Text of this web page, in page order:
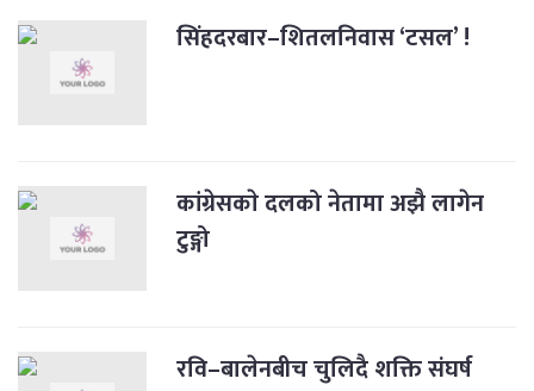
सिंहदरबार–शितलनिवास ‘टसल’ !
कांग्रेसकाे दलको नेतामा अझै लागेन
टुङ्गो
रवि–बालेनबीच चुलिदै शक्ति संघर्ष